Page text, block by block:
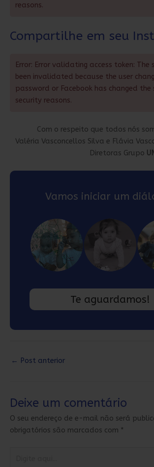
reasons.
Compartilhe em seu
Error: Error validating access token: The
been invalidated because the user
password or Facebook has changed the
security reasons.
Com o respeito que todos nós
Valéria Vasconcellos Silva e Flávia
Diretoras Grupo
Vamos iniciar um
Te aguardamos!
← Post anterior
Deixe um comentário
O seu endereço de e-mail não será
obrigatórios são marcados com *